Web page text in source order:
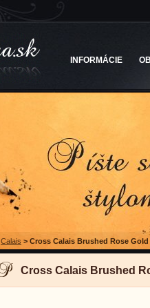
INFORMÁCIE
Calais > Cross Calais Brushed Rose
Cross Calais Brushed